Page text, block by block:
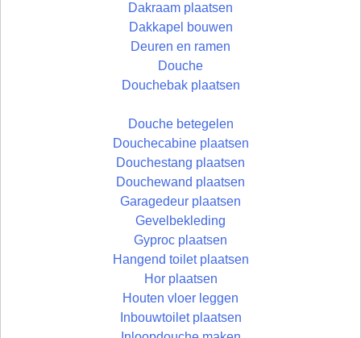
Dakraam plaatsen
Dakkapel bouwen
Deuren en ramen
Douche
Douchebak plaatsen
Douche betegelen
Douchecabine plaatsen
Douchestang plaatsen
Douchewand plaatsen
Garagedeur plaatsen
Gevelbekleding
Gyproc plaatsen
Hangend toilet plaatsen
Hor plaatsen
Houten vloer leggen
Inbouwtoilet plaatsen